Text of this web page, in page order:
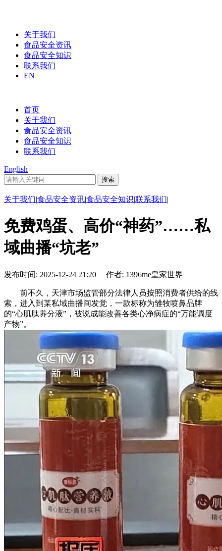
关于我们
食品安全资讯
食品安全知识
联系我们
EN
首页
关于我们
食品安全资讯
食品安全知识
联系我们
English |
关于我们|食品安全资讯|食品安全知识|联系我们|
免费鸡蛋、高价“神药”……私
域曲播“坑老”
发布时间: 2025-12-24 21:20 作者: 1396me皇家世界
前不久，天津市场监管部分法律人员按照消费者供给的线
索，进入到某私域曲播间发觉，一款标称为雏牧喷鼻品牌
的“心肌肽养分液”，被说成能改善各类心净病症的“万能调度
产物”。